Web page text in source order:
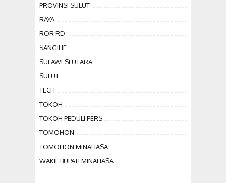
PROVINSI SULUT
RAYA
ROR RD
SANGIHE
SULAWESI UTARA
SULUT
TECH
TOKOH
TOKOH PEDULI PERS
TOMOHON
TOMOHON MINAHASA
WAKIL BUPATI MINAHASA